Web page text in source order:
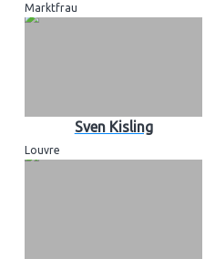
Marktfrau
Sven Kisling
Louvre